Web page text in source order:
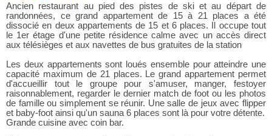
Ancien restaurant au pied des pistes de ski et au départ de
randonnées, ce grand appartement de 15 à 21 places a été
dissocié en deux appartements de 15 et 6 places. Il occupe tout
le 1er étage d'une petite résidence calme avec un accès direct
aux télésièges et aux navettes de bus gratuites de la station
Les deux appartements sont loués ensemble pour atteindre une
capacité maximum de 21 places. Le grand appartement permet
d'accueillir tout le groupe pour s'amuser, manger, festoyer
raisonnablement, regarder le dernier match de foot ou les photos
de famille ou simplement se réunir. Une salle de jeux avec flipper
et baby-foot ainsi qu'un sauna 6 places sont là pour votre détente.
Grande cuisine avec coin bar.